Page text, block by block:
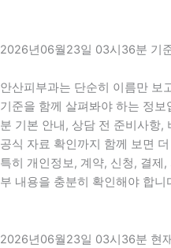
2026년06월23일 03시36분 기
안산피부과는 단순히 이름만 보
기준을 함께 살펴봐야 하는 정
분 기본 안내, 상담 전 준비사항,
공식 자료 확인까지 함께 보면
특히 개인정보, 계약, 신청, 결제
부 내용을 충분히 확인해야 합니
2026년06월23일 03시36분 현